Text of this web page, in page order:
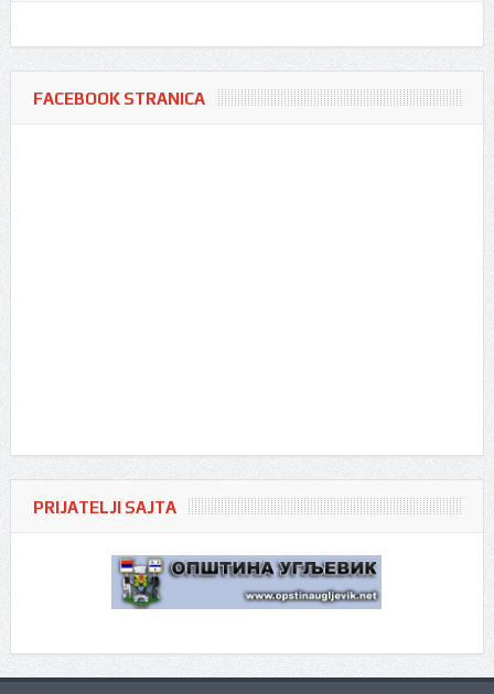
FACEBOOK STRANICA
PRIJATELJI SAJTA